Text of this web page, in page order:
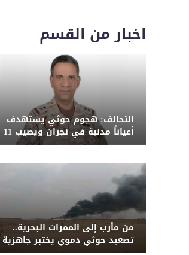
اخبار من القسم
التحالف: هجوم حوثي يستهدف
أعياناً مدنية في نجران ويصيب 11
مدنياً بينهم امرأة وطفل
من مأرب إلى الممرات البحرية..
تصعيد حوثي دموي يختبر جاهزية